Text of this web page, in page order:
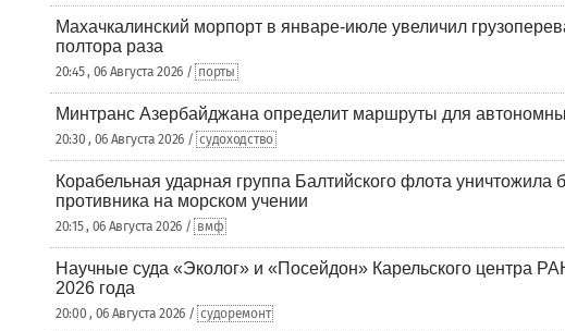
Махачкалинский морпорт в январе-июле увеличил
полтора раза
20:45 , 06 Августа 2026 / порты
Минтранс Азербайджана определит маршруты для
20:30 , 06 Августа 2026 / судоходство
Корабельная ударная группа Балтийского флота уничтожила
противника на морском учении
20:15 , 06 Августа 2026 / вмф
Научные суда «Эколог» и «Посейдон» Карельского центра
2026 года
20:00 , 06 Августа 2026 / судоремонт